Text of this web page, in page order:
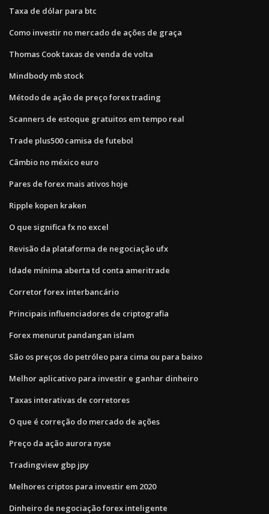
Taxa de dólar para btc
Como investir no mercado de ações de graça
Thomas Cook taxas de venda de volta
Mindbody mb stock
Método de ação de preço forex trading
Scanners de estoque gratuitos em tempo real
Trade plus500 camisa de futebol
Câmbio no méxico euro
Pares de forex mais ativos hoje
Ripple kopen kraken
O que significa fx no excel
Revisão da plataforma de negociação ufx
Idade mínima aberta td conta ameritrade
Corretor forex interbancário
Principais influenciadores de criptografia
Forex menurut pandangan islam
São os preços do petróleo para cima ou para baixo
Melhor aplicativo para investir e ganhar dinheiro
Taxas interativas de corretores
O que é correção do mercado de ações
Preço da ação aurora nyse
Tradingview gbp jpy
Melhores criptos para investir em 2020
Dinheiro de negociação forex inteligente